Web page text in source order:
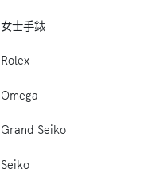
女士手錶
Rolex
Omega
Grand Seiko
Seiko